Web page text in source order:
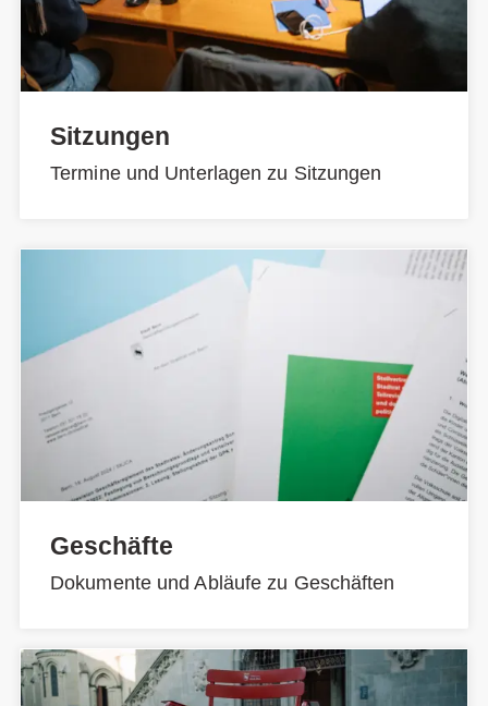
Sitzungen
Termine und Unterlagen zu Sitzungen
Geschäfte
Dokumente und Abläufe zu Geschäften